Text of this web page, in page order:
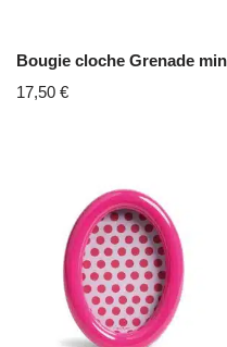
Bougie cloche Grenade
17,50 €